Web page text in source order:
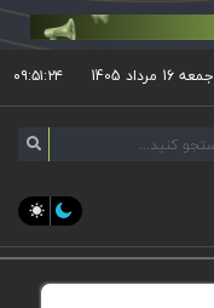
جمعه 16 مرداد 1405 ۰۹:۵۱:۲۴